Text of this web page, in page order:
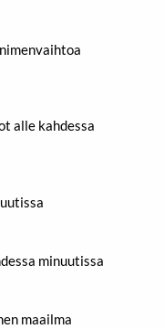
alle kahdessa
minuutissa
maailma